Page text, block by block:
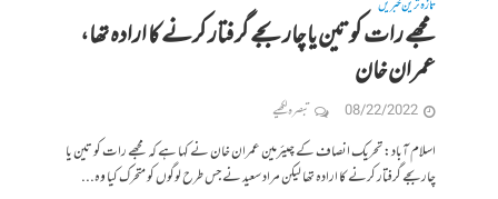
تازہ ترین خبریں
مجھے رات کو تین یا چار بجے گرفتار کرنے کا ارادہ تھا،
عمران خان
08/22/2022 تبصرہ لکھیے
اسلام آباد: تحریک انصاف کے چیئرمین عمران خان نے کہا ہے کہ مجھے رات کو تین یا
چار بجے گرفتار کرنے کا ارادہ تھا لیکن مراد سعید نے جس طرح لوگوں کو متحرک کیا وہ...